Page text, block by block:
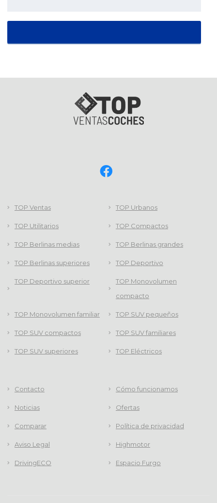
TOP Ventas TOP Urbanos
TOP Utilitarios TOP Compactos
TOP Berlinas medias TOP Berlinas grandes
TOP Berlinas superiores TOP Deportivo
TOP Deportivo superior
TOP Monovolumen
compacto
TOP Monovolumen familiar TOP SUV pequeños
TOP SUV compactos TOP SUV familiares
TOP SUV superiores TOP Eléctricos
Contacto Cómo funcionamos
Noticias Ofertas
Comparar Política de privacidad
Aviso Legal Highmotor
DrivingECO Espacio Furgo